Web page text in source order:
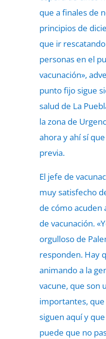
que a finales de
principios de
que ir
personas en el
vacunación»,
punto fijo sigue
salud de La
la zona de
ahora y ahí sí
previa.
El jefe de
muy satisfecho
de cómo acuden
de vacunación.
orgulloso de
responden. Hay
animando a la
vacune, que son
importantes,
siguen aquí y
puede que no